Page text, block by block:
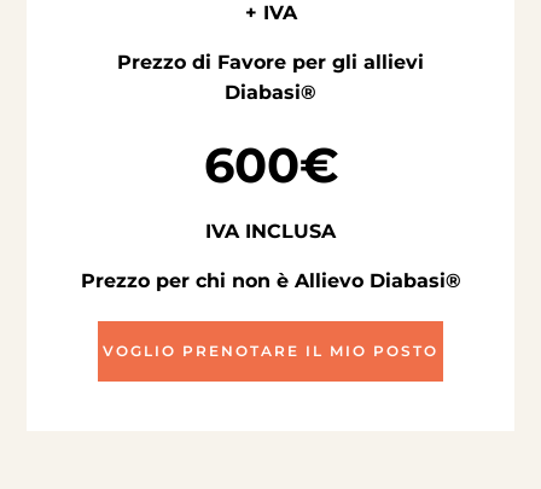
+ IVA
Prezzo di Favore per gli allievi
Diabasi®
600€
IVA INCLUSA
Prezzo per chi non è Allievo Diabasi®
VOGLIO PRENOTARE IL MIO POSTO